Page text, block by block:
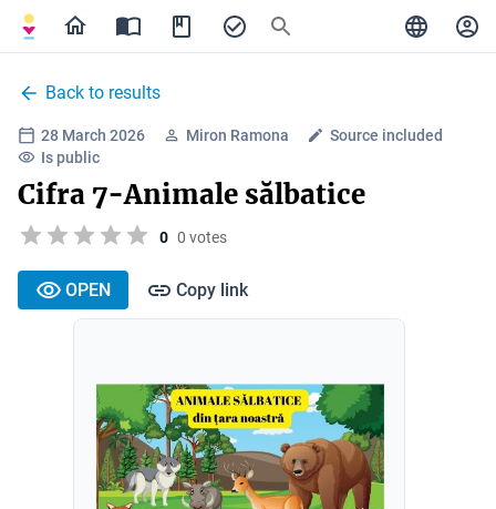
Back to results
28 March 2026 Miron Ramona
Source included
Is public
Cifra 7-Animale sălbatice
0 0 votes
OPEN Copy link